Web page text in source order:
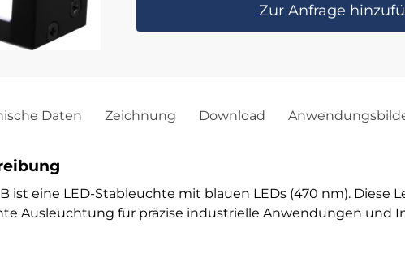
Zur Anfrage
Daten Zeichnung Download
B ist eine LED-Stableuchte mit blauen LEDs (470 nm). Diese
Ausleuchtung für präzise industrielle Anwendungen und